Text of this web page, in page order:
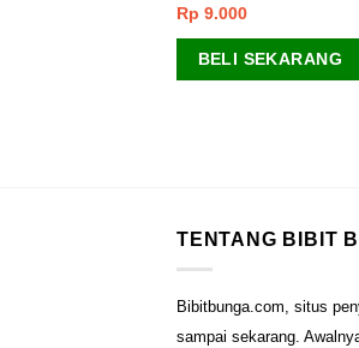
Rp 9.000
BELI SEKARANG
TENTANG BIBIT
Bibitbunga.com, situs
sampai sekarang.